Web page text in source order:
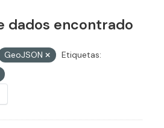
dados encontrado
GeoJSON
Etiquetas: